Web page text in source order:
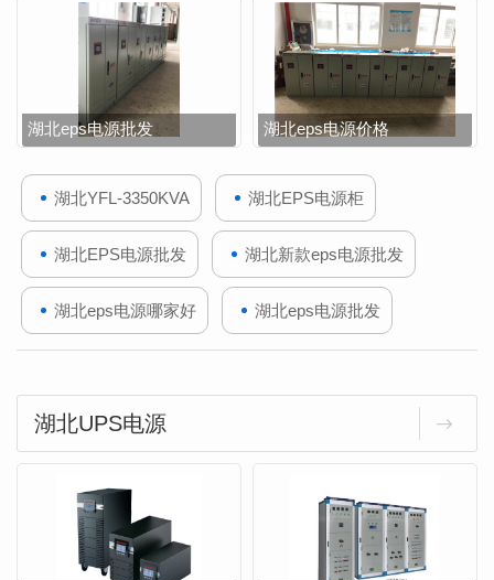
湖北eps电源批发 湖北eps电源价格
湖北YFL-3350KVA 湖北EPS电源柜
湖北EPS电源批发 湖北新款eps电源批发
湖北eps电源哪家好 湖北eps电源批发
湖北UPS电源